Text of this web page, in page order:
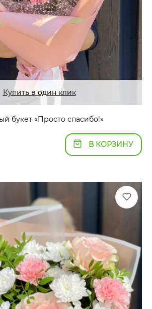
Купить в один клик
букет «Просто спасибо!»
В КОРЗИНУ